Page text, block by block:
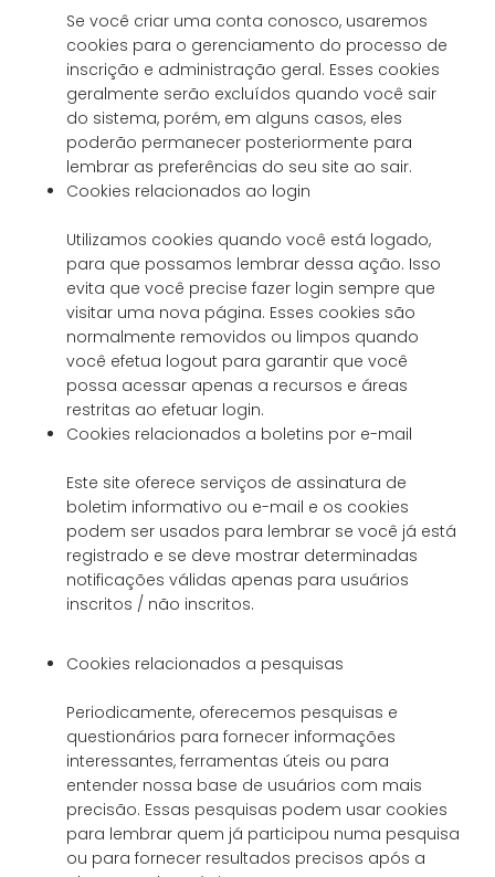
Se você criar uma conta conosco, usaremos
cookies para o gerenciamento do processo de
inscrição e administração geral. Esses cookies
geralmente serão excluídos quando você sair
do sistema, porém, em alguns casos, eles
poderão permanecer posteriormente para
lembrar as preferências do seu site ao sair.
Cookies relacionados ao login
Utilizamos cookies quando você está logado,
para que possamos lembrar dessa ação. Isso
evita que você precise fazer login sempre que
visitar uma nova página. Esses cookies são
normalmente removidos ou limpos quando
você efetua logout para garantir que você
possa acessar apenas a recursos e áreas
restritas ao efetuar login.
Cookies relacionados a boletins por e-mail
Este site oferece serviços de assinatura de
boletim informativo ou e-mail e os cookies
podem ser usados ​​para lembrar se você já está
registrado e se deve mostrar determinadas
notificações válidas apenas para usuários
inscritos / não inscritos.
Cookies relacionados a pesquisas
Periodicamente, oferecemos pesquisas e
questionários para fornecer informações
interessantes, ferramentas úteis ou para
entender nossa base de usuários com mais
precisão. Essas pesquisas podem usar cookies
para lembrar quem já participou numa pesquisa
ou para fornecer resultados precisos após a